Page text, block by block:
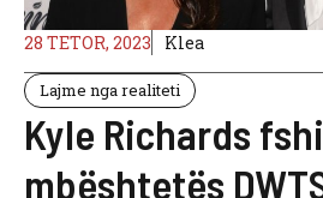
28 TETOR, 2023 Klea
Lajme nga realiteti
Kyle Richards
mbështetës